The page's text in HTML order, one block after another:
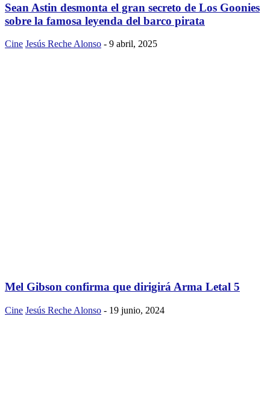
Sean Astin desmonta el gran secreto de Los Goonies
sobre la famosa leyenda del barco pirata
Cine Jesús Reche Alonso - 9 abril, 2025
Mel Gibson confirma que dirigirá Arma Letal 5
Cine Jesús Reche Alonso - 19 junio, 2024